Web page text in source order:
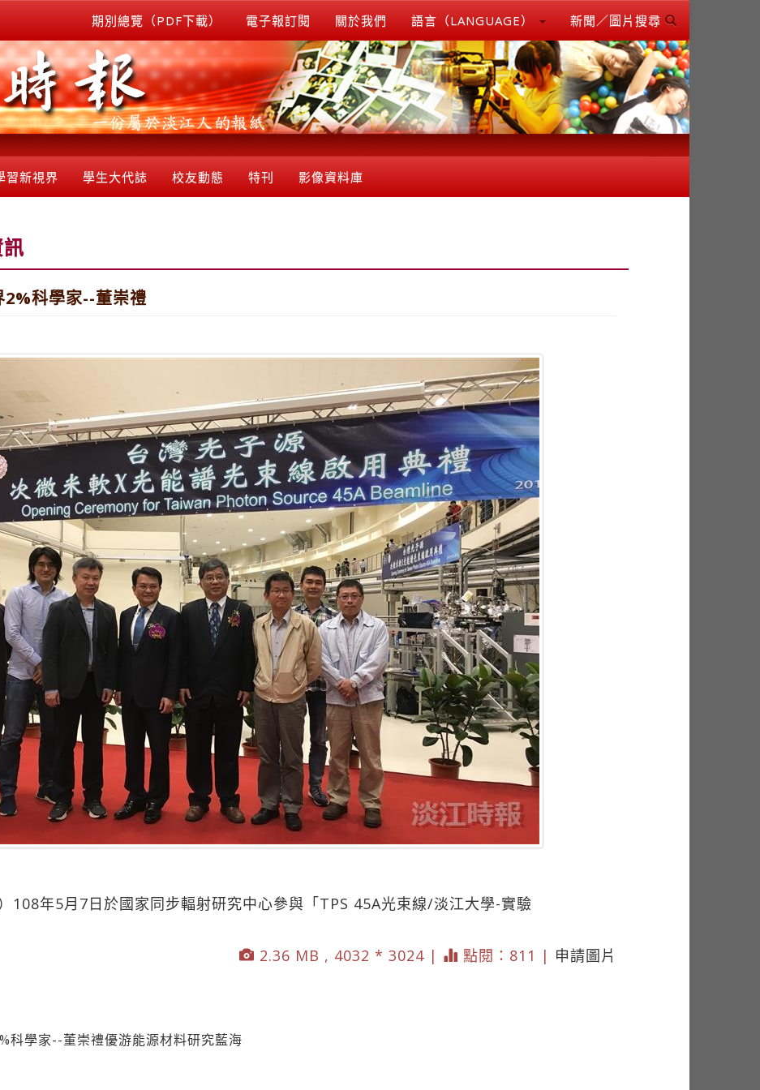
期別總覽（PDF下載） 電子報訂閱 關於我們 語言（LANGUAGE） 新聞／圖片搜尋
習新視界 學生大代誌 校友動態 特刊 影像資料庫
2%科學家--董崇禮
108年5月7日於國家同步輻射研究中心參與「TPS 45A光束線/淡江大學-實驗
2.36 MB , 4032 * 3024 |
點閱：811 | 申請圖片
科學家--董崇禮優游能源材料研究藍海